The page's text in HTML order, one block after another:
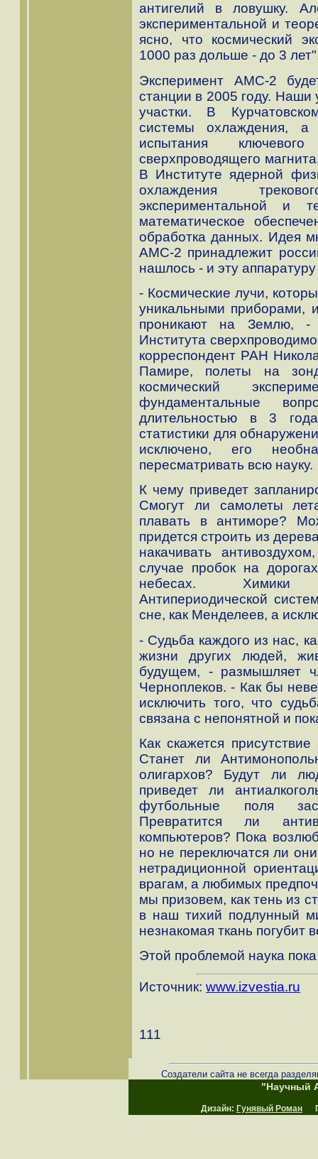
антигелий в ловушку.
экспериментальной и
ясно, что космический
1000 раз дольше - до 3
Эксперимент АМС-2
станции в 2005 году.
участки. В
системы охлаждения, а
испытания
сверхпроводящего
В Институте ядерной
охлаждения
экспериментальной и
математическое
обработка данных. Идея
АМС-2 принадлежит
нашлось - и эту
- Космические лучи,
уникальными приборами,
проникают на Землю, -
Института
корреспондент РАН
Памире, полеты на
космический
фундаментальные
длительностью в 3
статистики для
исключено, его
пересматривать всю науку.
К чему приведет
Смогут ли самолеты
плавать в антиморе?
придется строить из
накачивать
случае пробок на
небесах. Химики
Антипериодической
сне, как Менделеев, а
- Судьба каждого из нас,
жизни других людей,
будущем, - размышляет
Черноплеков. - Как бы
исключить того, что
связана с непонятной и
Как скажется
Станет ли
олигархов? Будут ли
приведет ли
футбольные поля
Превратится ли
компьютеров? Пока
но не переключатся ли
нетрадиционной
врагам, а любимых
мы призовем, как тень из
в наш тихий подлунный
незнакомая ткань погубит
Этой проблемой наука
Источник: www.izvestia.ru
111
Создатели сайта не всегда
"Научный
Дизайн: Гунявый Роман